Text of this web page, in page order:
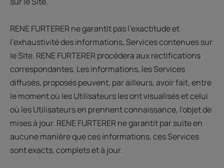
RENE FURTERER ne garantit pas l'exactitude et
l'exhaustivité des informations, Services contenues sur
le Site. RENE FURTERER procédera aux rectifications
correspondantes. Les informations, les Services
diffusés, proposés peuvent, par ailleurs, avoir fait, entre
le moment où les Utilisateurs les ont visualisés et celui
où les Utilisateurs en prennent connaissance, l'objet de
mises à jour. RENE FURTERER ne garantit par suite en
aucune manière que ces informations, ces Services
sont exacts, complets et à jour.